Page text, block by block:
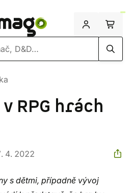
RPG hrách
4. 2022
s dětmi, případně vývoj